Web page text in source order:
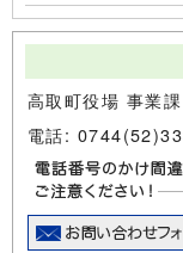
高取町役場 事業課
電話: